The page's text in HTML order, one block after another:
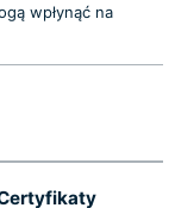
wpłynąć na